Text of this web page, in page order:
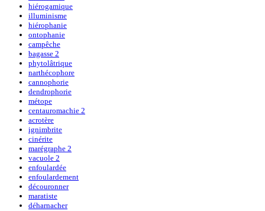
hiérogamique
illuminisme
hiérophanie
ontophanie
campêche
bagasse 2
phytolâtrique
narthécophore
cannophorie
dendrophorie
métope
centauromachie 2
acrotère
ignimbrite
cinérite
marégraphe 2
vacuole 2
enfoulardée
enfoulardement
découronner
maratiste
déharnacher